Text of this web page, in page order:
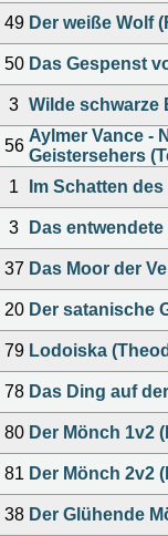
49 Der weiße Wolf
50 Das Gespenst
3 Wilde schwarze
56
Aylmer Vance -
Geistersehers
1
Im Schatten
3 Das
37 Das Moor der
20 Der satanische
79 Lodoiska
78 Das Ding auf
80 Der Mönch 1v2
81 Der Mönch 2v2
38 Der Glühende